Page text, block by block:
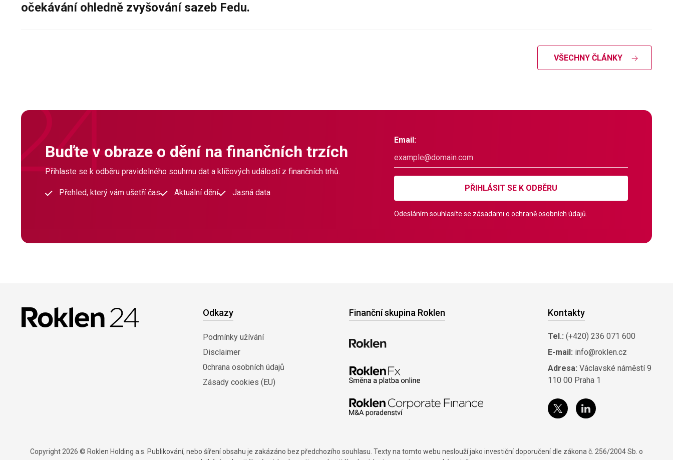
očekávání ohledně zvyšování sazeb Fedu.
VŠECHNY ČLÁNKY
Buďte v obraze o dění na finančních trzích
Přihlaste se k odběru pravidelného souhrnu dat a klíčových událostí z finančních trhů.
Přehled, který vám ušetří čas Aktuální dění Jasná data
Email:
PŘIHLÁSIT SE K ODBĚRU
Odesláním souhlasíte se zásadami o ochraně osobních údajů.
Odkazy
Podmínky užívání
Disclaimer
0chrana osobních údajů
Zásady cookies (EU)
Finanční skupina Roklen Kontakty
Tel.: (+420) 236 071 600
E-mail: info@roklen.cz
Adresa: Václavské náměstí 9
110 00 Praha 1
Copyright 2026 © Roklen Holding a.s. Publikování, nebo šíření obsahu je zakázáno bez předchozího souhlasu. Texty na tomto webu neslouží jako investiční doporučení dle zákona č. 256/2004 Sb. o